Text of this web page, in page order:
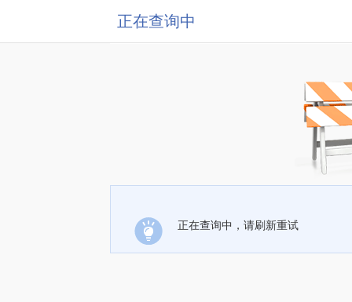
正在查询中
正在查询中，请刷新重试